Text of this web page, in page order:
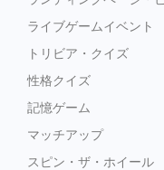
ライブゲームイベント
トリビア・クイズ
性格クイズ
記憶ゲーム
マッチアップ
スピン・ザ・ホイール